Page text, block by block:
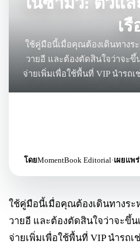
เรื
ใช้คู่มือนี้เมื่อคุณต้องเดินทางระ
วายอี และต้องตัดสินใจว่าจะขึ้
จ่ายเพิ่มเพื่อใช้พื้นที่ VIP นำรถเ
โดยMomentBook Editorial·เผยแพร่
ใช้คู่มือนี้เมื่อคุณต้องเดินทางระ
วายอี และต้องตัดสินใจว่าจะขึ้น
จ่ายเพิ่มเพื่อใช้พื้นที่ VIP นำรถเ